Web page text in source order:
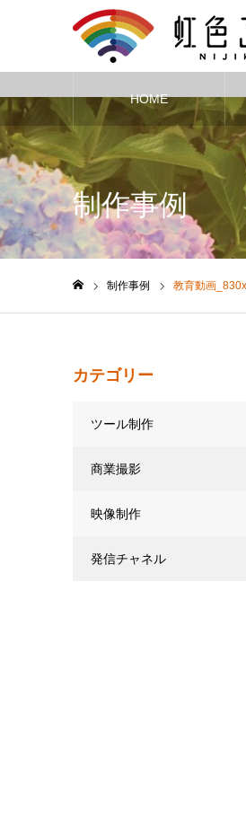
HOME
Warning : Undefined variable $cat_id in/
制作事例
制作事例 教育動画
カテゴリー
ツール制作
商業撮影
映像制作
発信チャネル